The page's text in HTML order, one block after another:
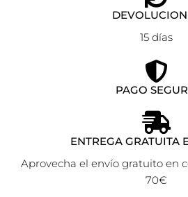
15 días
PAGO
ENTREGA GRATUITA
Aprovecha el envío gratuito en
70€